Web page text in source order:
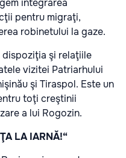
pentru migraţi,
robinetului la gaze.
dispoziţia şi relaţiile
vizitei Patriarhului
şi Tiraspol. Este un
toţi creştinii
a lui Rogozin.
LA IARNĂ!“